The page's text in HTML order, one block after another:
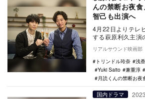
んの禁断お夜
智己も出演へ
4月22日よりテレ
する萩原利久主演
読くんの禁断お
え、あわせ…
リアルサウンド映画部
トリンドル玲奈
浅
Yuki Saito
兼重淳
月読くんの禁断お夜
国内ドラマ